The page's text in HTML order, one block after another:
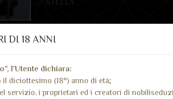
STELLA
DI 18 ANNI
l’Utente dichiara:
diciottesimo (18°) anno di età;
servizio, i proprietari ed i creatori di